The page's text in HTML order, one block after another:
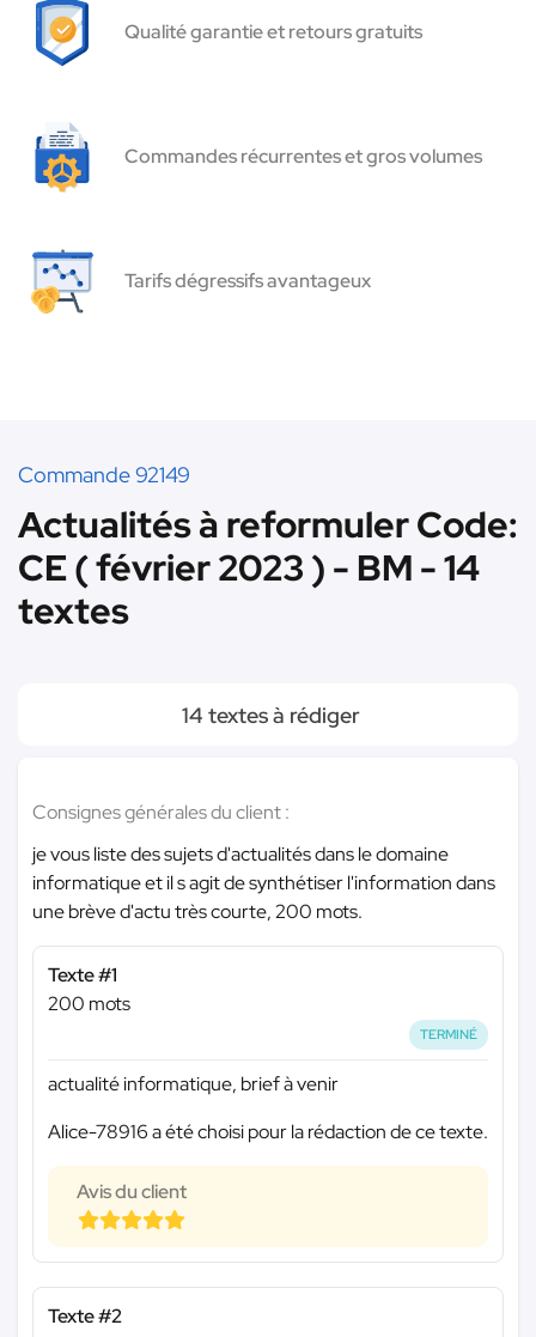
Qualité garantie et retours gratuits
Commandes récurrentes et gros volumes
Tarifs dégressifs avantageux
Commande 92149
Actualités à reformuler Code:
CE ( février 2023 ) - BM - 14
textes
14 textes à rédiger
Consignes générales du client :
je vous liste des sujets d'actualités dans le domaine
informatique et il s agit de synthétiser l'information dans
une brève d'actu très courte, 200 mots.
Texte #1
200 mots
TERMINÉ
actualité informatique, brief à venir
Alice-78916 a été choisi pour la rédaction de ce texte.
Avis du client
Texte #2